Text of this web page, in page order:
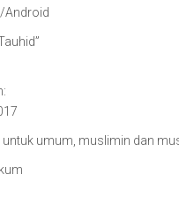
Android
untuk umum, muslimin dan